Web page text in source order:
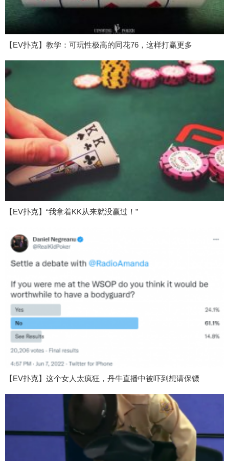
【EV扑克】教学：可玩性极高的同花76，这样打赢更多
【EV扑克】“我拿着KK从来就没赢过！”
【EV扑克】这个女人太疯狂，丹牛直播中被吓到想请保镖